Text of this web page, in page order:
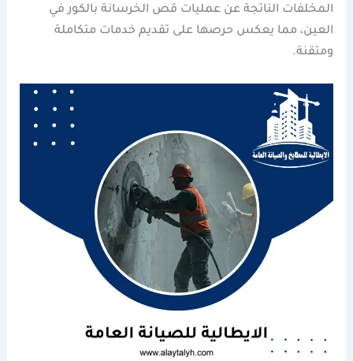
المخلفات الناتجة عن عمليات قص الخرسانة بالكور في
العين، مما يعكس حرصها على تقديم خدمات متكاملة
ومتقنة.